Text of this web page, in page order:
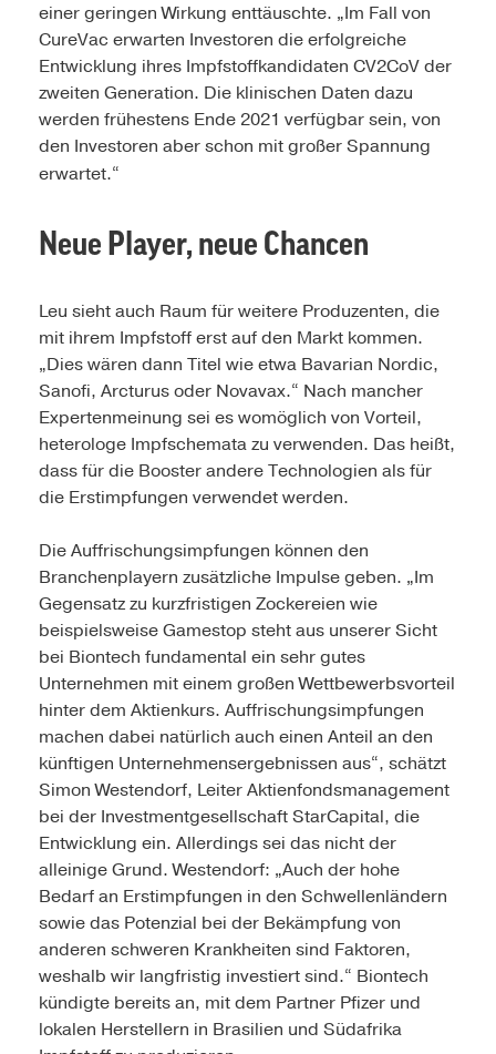
einer geringen Wirkung enttäuschte. „Im Fall von
CureVac erwarten Investoren die erfolgreiche
Entwicklung ihres Impfstoffkandidaten CV2CoV der
zweiten Generation. Die klinischen Daten dazu
werden frühestens Ende 2021 verfügbar sein, von
den Investoren aber schon mit großer Spannung
erwartet.“
Neue Player, neue Chancen
Leu sieht auch Raum für weitere Produzenten, die
mit ihrem Impfstoff erst auf den Markt kommen.
„Dies wären dann Titel wie etwa Bavarian Nordic,
Sanofi, Arcturus oder Novavax.“ Nach mancher
Expertenmeinung sei es womöglich von Vorteil,
heterologe Impfschemata zu verwenden. Das heißt,
dass für die Booster andere Technologien als für
die Erstimpfungen verwendet werden.
Die Auffrischungsimpfungen können den
Branchenplayern zusätzliche Impulse geben. „Im
Gegensatz zu kurzfristigen Zocke­reien wie
beispielsweise Gamestop steht aus unserer Sicht
bei Biontech fundamental ein sehr gutes
Unternehmen mit einem großen Wettbewerbsvorteil
hinter dem Aktienkurs. Auffrischungsimpfungen
machen dabei natürlich auch einen Anteil an den
künftigen Unternehmensergebnissen aus“, schätzt
­Simon Wes­tendorf, Leiter Aktienfondsmanagement
bei der Investmentgesellschaft StarCapital, die
Entwicklung ein. Allerdings sei das nicht der
alleinige Grund. Westendorf: „Auch der hohe
Bedarf an Erstimpfungen in den Schwellenländern
sowie das Potenzial bei der Bekämpfung von
anderen schweren Krankheiten sind Faktoren,
weshalb wir langfristig investiert sind.“ Biontech
kündigte bereits an, mit dem Partner Pfizer und
lokalen Herstellern in Brasilien und Südafrika